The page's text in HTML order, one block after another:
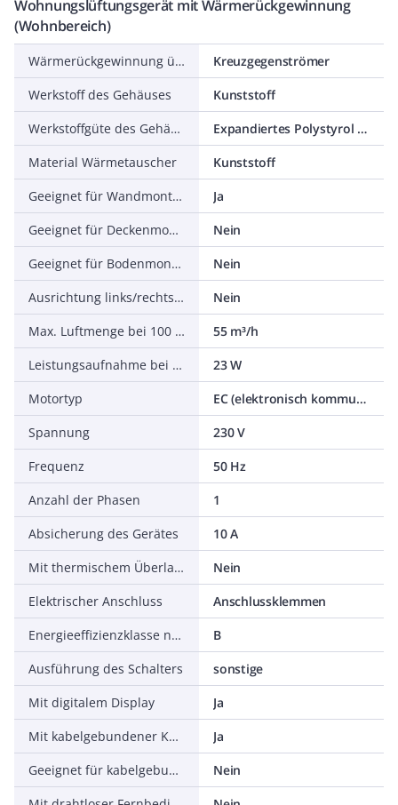
Wohnungslüftungsgerät mit Wärmerückgewinnung
(Wohnbereich)
Wärmerückgewinnung über
Kreuzgegenströmer
Werkstoff des Gehäuses
Kunststoff
Werkstoffgüte des Gehäuses
Expandiertes Polystyrol (EPS)
Material Wärmetauscher
Kunststoff
Geeignet für Wandmontage
Ja
Geeignet für Deckenmontage
Nein
Geeignet für Bodenmontage
Nein
Ausrichtung links/rechts wechselbar
Nein
Max. Luftmenge bei 100 Pa
55 m³/h
Leistungsaufnahme bei max. Luftmenge bei 100 Pa
23 W
Motortyp
EC (elektronisch kommutiert)
Spannung
230 V
Frequenz
50 Hz
Anzahl der Phasen
1
Absicherung des Gerätes
10 A
Mit thermischem Überlastschutz
Nein
Elektrischer Anschluss
Anschlussklemmen
Energieeffizienzklasse nach 1253/2014/EU
B
Ausführung des Schalters
sonstige
Mit digitalem Display
Ja
Mit kabelgebundener Kontrolleinheit
Ja
Geeignet für kabelgebundene Kontrolleinheit
Nein